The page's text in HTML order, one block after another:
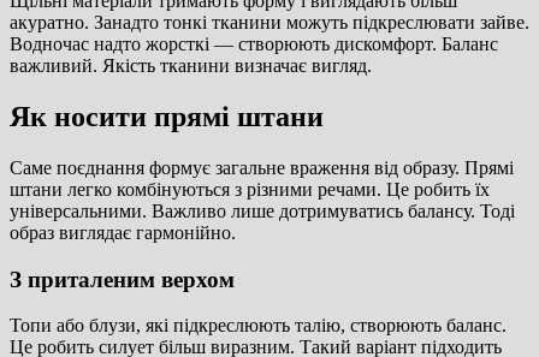
акуратно. Занадто тонкі тканини можуть підкреслювати зайве.
Водночас надто жорсткі — створюють дискомфорт. Баланс
важливий. Якість тканини визначає вигляд.
Як носити прямі штани
Саме поєднання формує загальне враження від образу. Прямі
штани легко комбінуються з різними речами. Це робить їх
універсальними. Важливо лише дотримуватись балансу. Тоді
образ виглядає гармонійно.
З приталеним верхом
Топи або блузи, які підкреслюють талію, створюють баланс.
Це робить силует більш виразним. Такий варіант підходить